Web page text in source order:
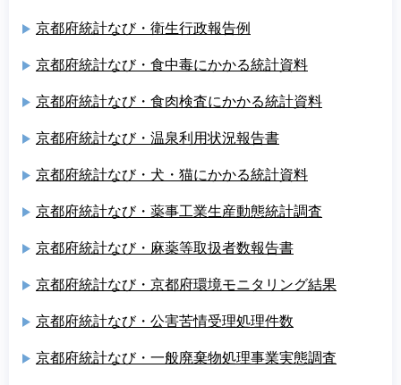
京都府統計なび・衛生行政報告例
京都府統計なび・食中毒にかかる統計資料
京都府統計なび・食肉検査にかかる統計資料
京都府統計なび・温泉利用状況報告書
京都府統計なび・犬・猫にかかる統計資料
京都府統計なび・薬事工業生産動態統計調査
京都府統計なび・麻薬等取扱者数報告書
京都府統計なび・京都府環境モニタリング結果
京都府統計なび・公害苦情受理処理件数
京都府統計なび・一般廃棄物処理事業実態調査